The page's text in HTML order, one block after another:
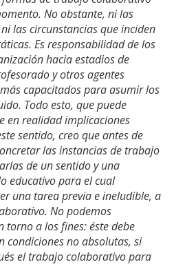
No obstante, ni las
las circunstancias que inciden
Es responsabilidad de los
hacia estadios de
y otros agentes
capacitados para asumir los
Todo esto, que puede
en realidad implicaciones
sentido, creo que antes de
las instancias de trabajo
de un sentido y una
educativo para el cual
una tarea previa e ineludible, a
No podemos
torno a los fines: éste debe
condiciones no absolutas, si
el trabajo colaborativo para